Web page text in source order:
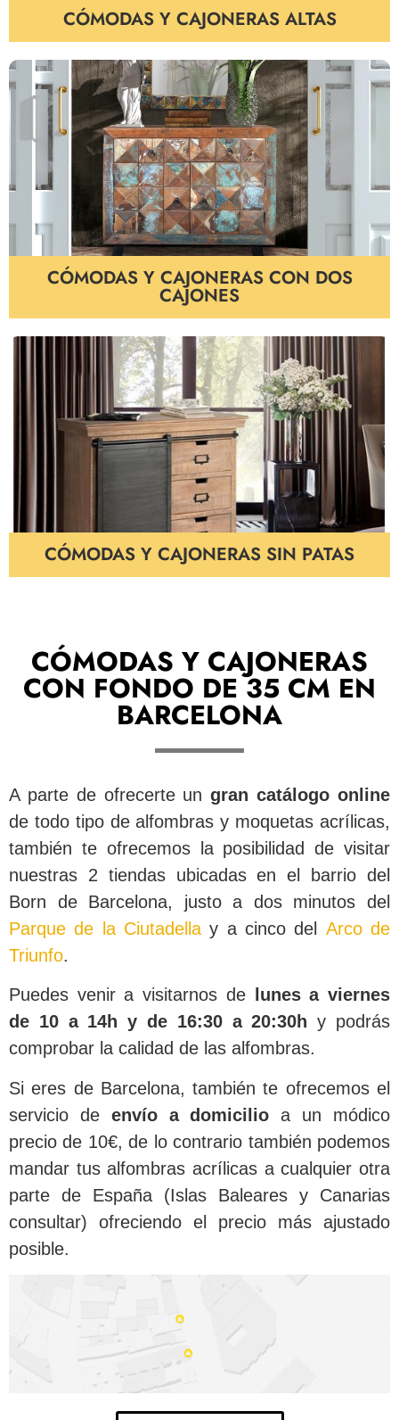
CÓMODAS Y CAJONERAS ALTAS
CÓMODAS Y CAJONERAS CON DOS
CAJONES
CÓMODAS Y CAJONERAS SIN PATAS
CÓMODAS Y CAJONERAS
CON FONDO DE 35 CM EN
BARCELONA
A parte de ofrecerte ungran catálogo online
de todo tipo de alfombras y moquetas acrílicas,
también te ofrecemos la posibilidad de visitar
nuestras 2 tiendas ubicadas en el barrio del
Born de Barcelona, justo a dos minutos del
Parque de la Ciutadella y a cinco del Arco de
Triunfo.
Puedes venir a visitarnos de
lunes a viernes
de 10 a 14h y de 16:30 a 20:30hy podrás
comprobar la calidad de las alfombras.
Si eres de Barcelona, también te ofrecemos el
servicio de envío a domicilio a un módico
precio de 10€, de lo contrario también podemos
mandar tus alfombras acrílicas a cualquier otra
parte de España (Islas Baleares y Canarias
consultar) ofreciendo el precio más ajustado
posible.